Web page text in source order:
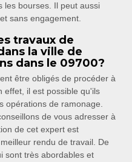
les bourses. Il peut aussi
sans engagement.
travaux de
la ville de
dans le 09700?
être obligés de procéder à
effet, il est possible qu'ils
opérations de ramonage.
de vous adresser à
de cet expert est
rendu de travail. De
sont très abordables et